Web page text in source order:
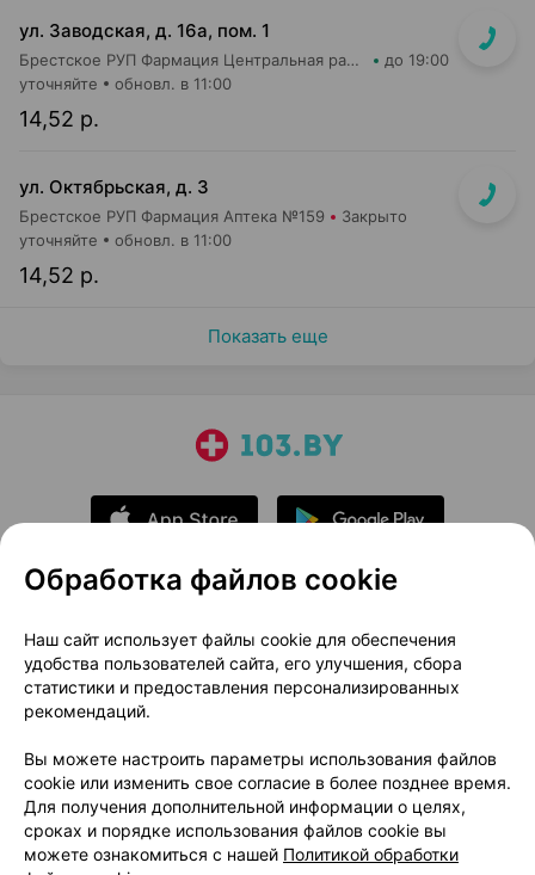
ул. Заводская, д. 16а, пом. 1
Брестское РУП Фармация Центральная районная аптека №83 до 19:00
14,52 р.
уточняйте обновл. в 11:00
ул. Октябрьская, д. 3
Брестское РУП Фармация Аптека №159 Закрыто
14,52 р.
уточняйте обновл. в 11:00
Показать еще
О проекте
Новости проекта
Размещение рекламы
Медицинский маркетинг
Публичный договор
Доставка
Способы оплаты
Вакансии
Партнеры
Написать руководителю 103.by
Написать в поддержку
Персональные настройки Cookie
Обработка файлов cookie
Наш сайт использует файлы cookie для обеспечения
удобства пользователей сайта, его улучшения, сбора
статистики и предоставления персонализированных
рекомендаций.
Вы можете настроить параметры использования файлов
cookie или изменить свое согласие в более позднее время.
Для получения дополнительной информации о целях,
сроках и порядке использования файлов cookie вы
можете ознакомиться с нашей Политикой обработки